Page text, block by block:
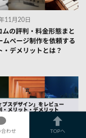
11月20日
ムの評判・料金形態まと
ムページ制作を依頼する
・デメリットとは？
合わせ TOPへ